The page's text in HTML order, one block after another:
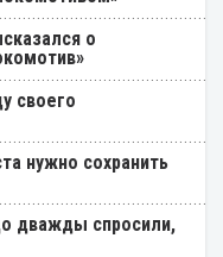
о
своего
нужно сохранить
дважды спросили,